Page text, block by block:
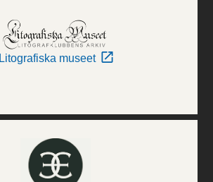
Litografiska museet